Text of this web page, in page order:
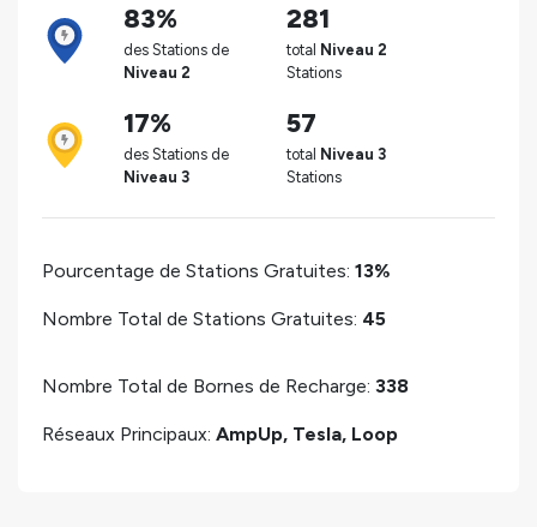
83%
des Stations de
Niveau 2
281
total Niveau 2
Stations
17%
des Stations de
Niveau 3
57
total Niveau 3
Stations
Pourcentage de Stations Gratuites: 13%
Nombre Total de Stations Gratuites: 45
Nombre Total de Bornes de Recharge: 338
Réseaux Principaux: AmpUp, Tesla, Loop